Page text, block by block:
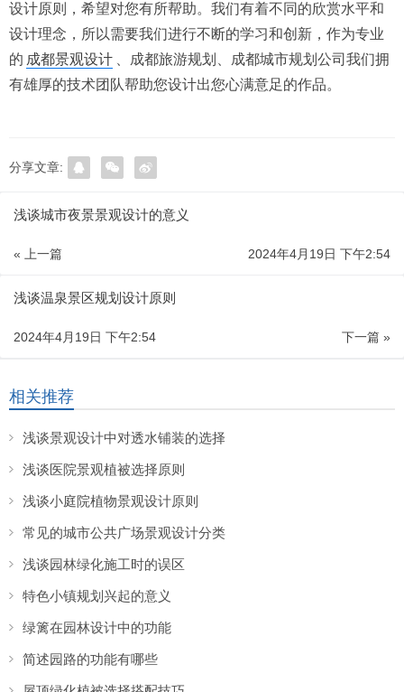
设计原则，希望对您有所帮助。我们有着不同的欣赏水平和
设计理念，所以需要我们进行不断的学习和创新，作为专业
的 成都景观设计
、成都旅游规划、成都城市规划公司我们拥
有雄厚的技术团队帮助您设计出您心满意足的作品。
分享文章:
浅谈城市夜景景观设计的意义
« 上一篇 2024年4月19日 下午2:54
浅谈温泉景区规划设计原则
下一篇 »
2024年4月19日 下午2:54
相关推荐
浅谈景观设计中对透水铺装的选择
浅谈医院景观植被选择原则
浅谈小庭院植物景观设计原则
常见的城市公共广场景观设计分类
浅谈园林绿化施工时的误区
特色小镇规划兴起的意义
绿篱在园林设计中的功能
简述园路的功能有哪些